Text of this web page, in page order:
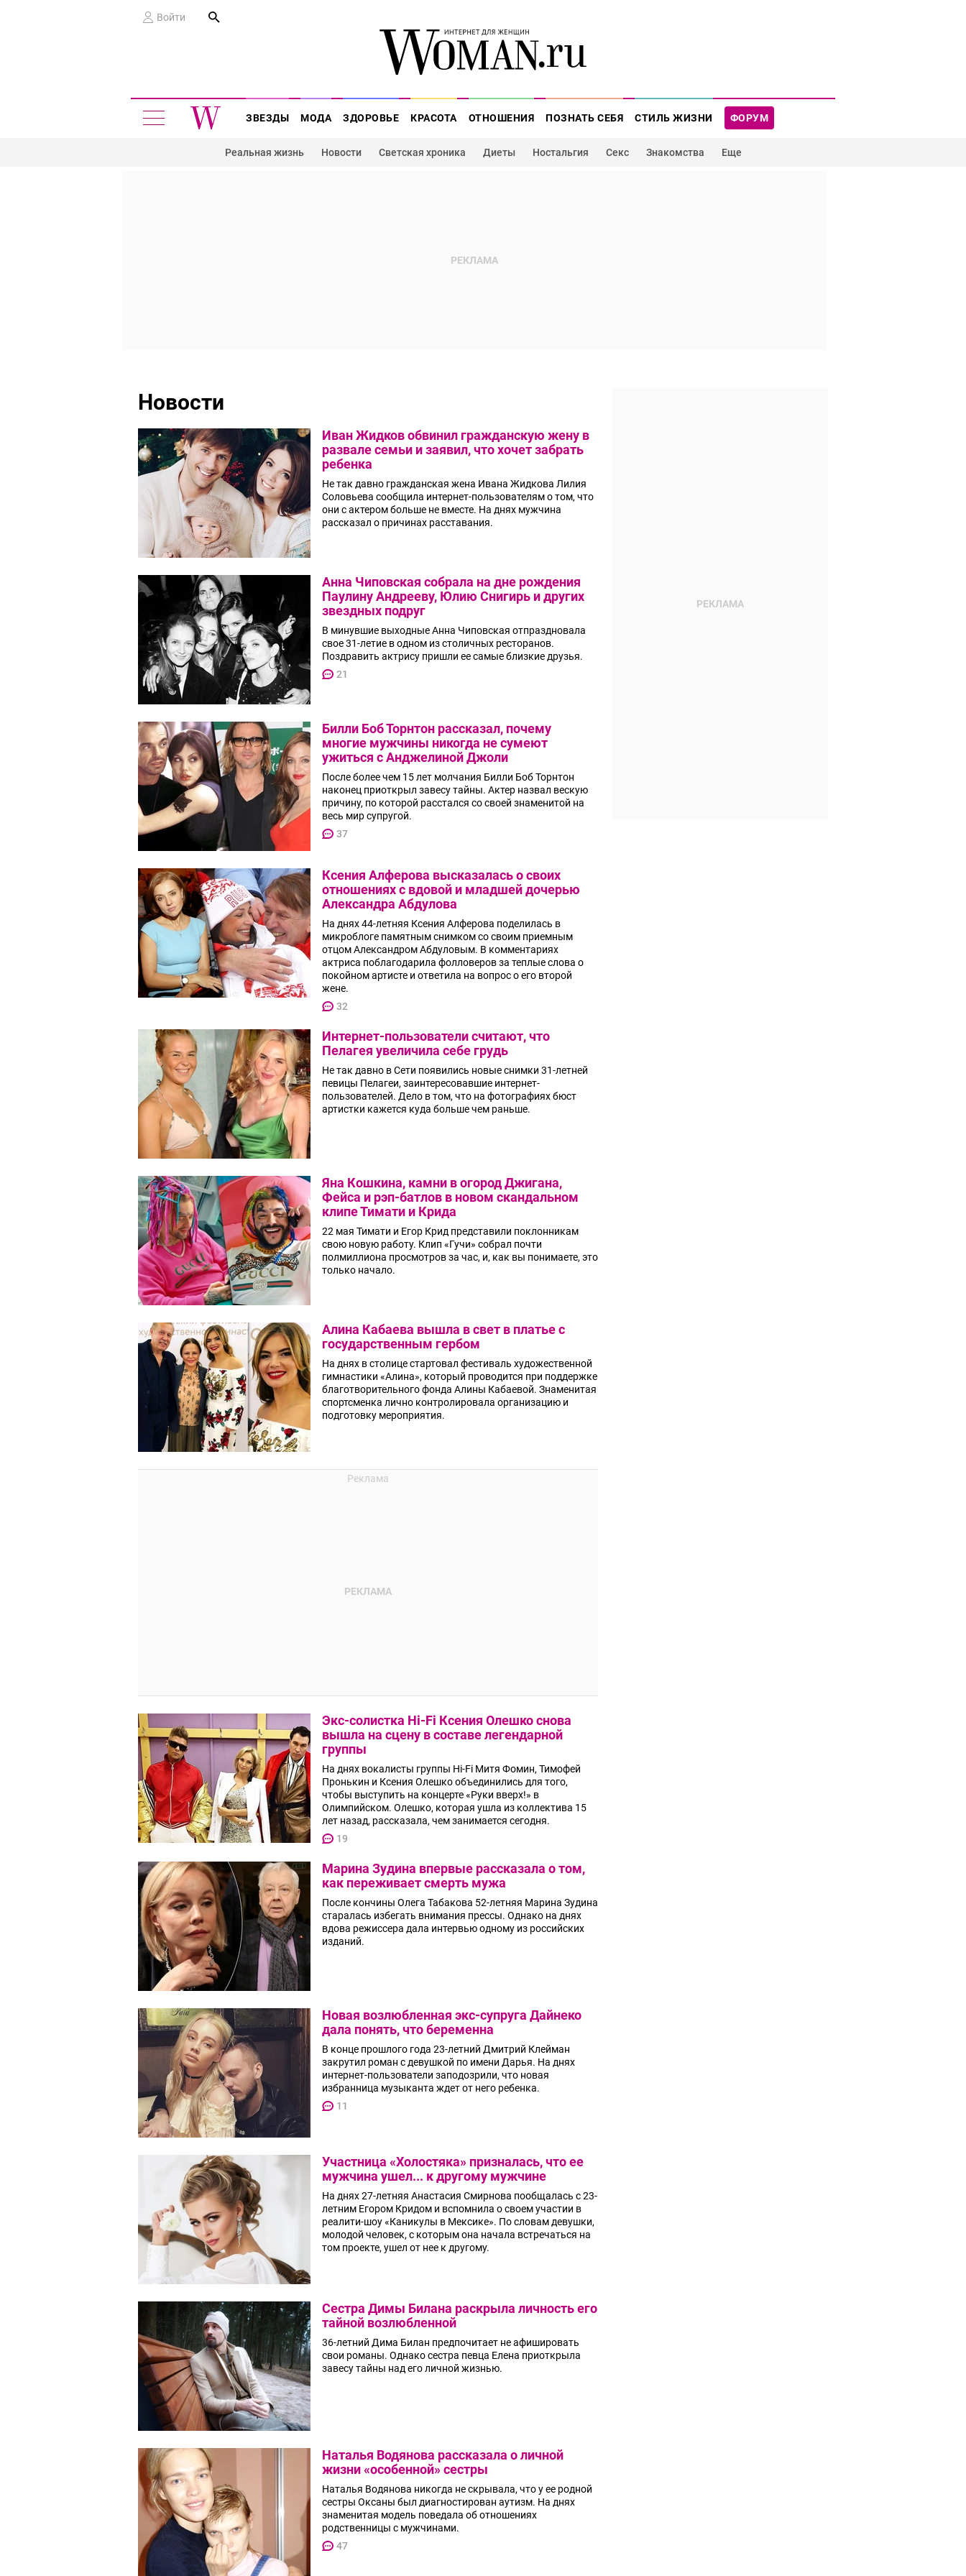
Войти
ФОРУМ
ЗВЕЗДЫ МОДА ЗДОРОВЬЕ КРАСОТА ОТНОШЕНИЯ ПОЗНАТЬ СЕБЯ СТИЛЬ ЖИЗНИ
Реальная жизнь Новости Светская хроника Диеты Ностальгия Секс Знакомства Еще
Новости
Иван Жидков обвинил гражданскую жену в
развале семьи и заявил, что хочет забрать
ребенка
Не так давно гражданская жена Ивана Жидкова Лилия
Соловьева сообщила интернет-пользователям о том, что
они с актером больше не вместе. На днях мужчина
рассказал о причинах расставания.
Анна Чиповская собрала на дне рождения
Паулину Андрееву, Юлию Снигирь и других
звездных подруг
В минувшие выходные Анна Чиповская отпраздновала
свое 31-летие в одном из столичных ресторанов.
Поздравить актрису пришли ее самые близкие друзья.
21
Билли Боб Торнтон рассказал, почему
многие мужчины никогда не сумеют
ужиться с Анджелиной Джоли
После более чем 15 лет молчания Билли Боб Торнтон
наконец приоткрыл завесу тайны. Актер назвал вескую
причину, по которой расстался со своей знаменитой на
весь мир супругой.
37
Ксения Алферова высказалась о своих
отношениях с вдовой и младшей дочерью
Александра Абдулова
На днях 44-летняя Ксения Алферова поделилась в
микроблоге памятным снимком со своим приемным
отцом Александром Абдуловым. В комментариях
актриса поблагодарила фолловеров за теплые слова о
покойном артисте и ответила на вопрос о его второй
жене.
32
Интернет-пользователи считают, что
Пелагея увеличила себе грудь
Не так давно в Сети появились новые снимки 31-летней
певицы Пелагеи, заинтересовавшие интернет-
пользователей. Дело в том, что на фотографиях бюст
артистки кажется куда больше чем раньше.
Яна Кошкина, камни в огород Джигана,
Фейса и рэп-батлов в новом скандальном
клипе Тимати и Крида
22 мая Тимати и Егор Крид представили поклонникам
свою новую работу. Клип «Гучи» собрал почти
полмиллиона просмотров за час, и, как вы понимаете, это
только начало.
Алина Кабаева вышла в свет в платье с
государственным гербом
На днях в столице стартовал фестиваль художественной
гимнастики «Алина», который проводится при поддержке
благотворительного фонда Алины Кабаевой. Знаменитая
спортсменка лично контролировала организацию и
подготовку мероприятия.
Экс-солистка Hi-Fi Ксения Олешко снова
вышла на сцену в составе легендарной
группы
На днях вокалисты группы Hi-Fi Митя Фомин, Тимофей
Пронькин и Ксения Олешко объединились для того,
чтобы выступить на концерте «Руки вверх!» в
Олимпийском. Олешко, которая ушла из коллектива 15
лет назад, рассказала, чем занимается сегодня.
19
Марина Зудина впервые рассказала о том,
как переживает смерть мужа
После кончины Олега Табакова 52-летняя Марина Зудина
старалась избегать внимания прессы. Однако на днях
вдова режиссера дала интервью одному из российских
изданий.
Новая возлюбленная экс-супруга Дайнеко
дала понять, что беременна
В конце прошлого года 23-летний Дмитрий Клейман
закрутил роман с девушкой по имени Дарья. На днях
интернет-пользователи заподозрили, что новая
избранница музыканта ждет от него ребенка.
11
Участница «Холостяка» призналась, что ее
мужчина ушел... к другому мужчине
На днях 27-летняя Анастасия Смирнова пообщалась с 23-
летним Егором Кридом и вспомнила о своем участии в
реалити-шоу «Каникулы в Мексике». По словам девушки,
молодой человек, с которым она начала встречаться на
том проекте, ушел от нее к другому.
Сестра Димы Билана раскрыла личность его
тайной возлюбленной
36-летний Дима Билан предпочитает не афишировать
свои романы. Однако сестра певца Елена приоткрыла
завесу тайны над его личной жизнью.
Наталья Водянова рассказала о личной
жизни «особенной» сестры
Наталья Водянова никогда не скрывала, что у ее родной
сестры Оксаны был диагностирован аутизм. На днях
знаменитая модель поведала об отношениях
родственницы с мужчинами.
47